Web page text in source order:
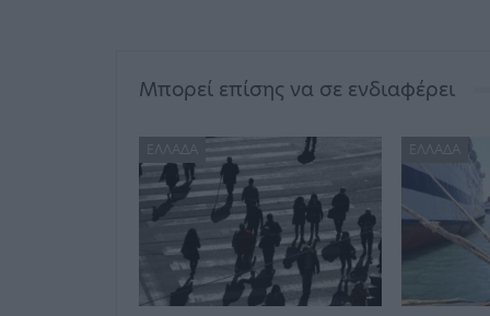
Μπορεί επίσης να σε ενδιαφέρει
ΕΛΛΆΔΑ ΕΛΛΆΔΑ